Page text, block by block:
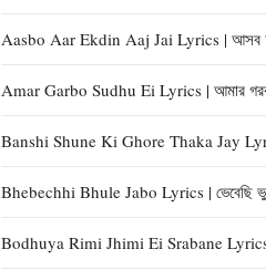
Aasbo Aar Ekdin Aaj Jai Lyrics | আসব
Amar Garbo Sudhu Ei Lyrics | আমার
Banshi Shune Ki Ghore Thaka Jay
Bhebechhi Bhule Jabo Lyrics | ভেবেছি
Bodhuya Rimi Jhimi Ei Srabane Lyrics |